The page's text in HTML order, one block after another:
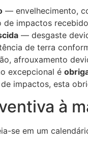
— envelhecimento,
impactos
— desgaste
de terra
afrouxamento
excepcional é
impactos, esta
à
se em um